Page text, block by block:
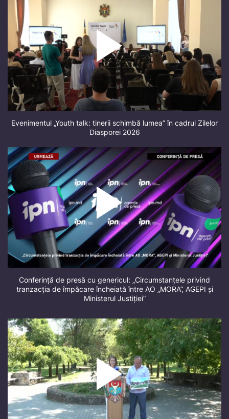
Evenimentul „Youth talk: tinerii schimbă lumea” în cadrul Zilelor
Diasporei 2026
Conferință de presă cu genericul: „Circumstanțele privind
tranzacția de împăcare încheiată între AO „MORA”, AGEPI și
Ministerul Justiției”